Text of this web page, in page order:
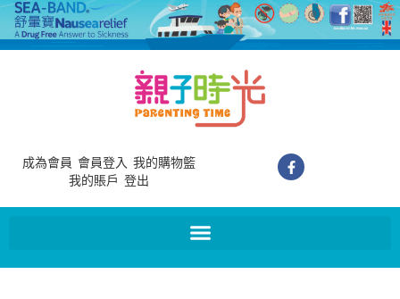
成為會員 會員登入 我的購物籃
我的賬戶 登出